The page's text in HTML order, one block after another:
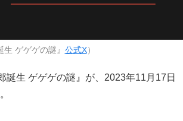
生 ゲゲゲの謎』 公式X）
生 ゲゲゲの謎』が、2023年11月17日